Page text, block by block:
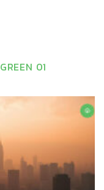
01